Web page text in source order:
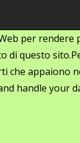
per
questo
che appaiono
handle your